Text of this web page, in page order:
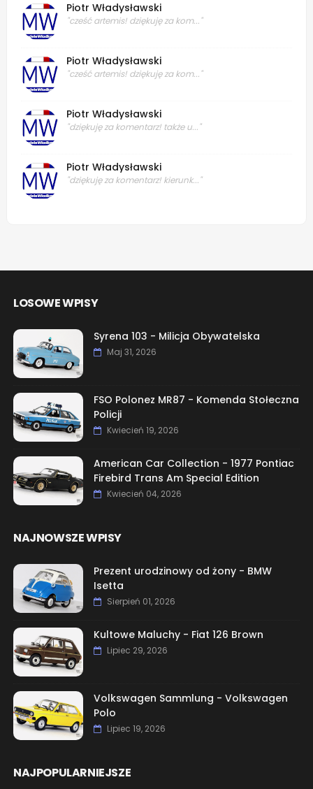
Piotr Władysławski
"cześć artemis! dziękuję za kom..."
Piotr Władysławski
"cześć artemis! dziękuję za kom..."
Piotr Władysławski
"dziękuję za komentarz! także u..."
Piotr Władysławski
"dziękuję za komentarz! kierunk..."
LOSOWE WPISY
Syrena 103 - Milicja Obywatelska
Maj 31, 2026
FSO Polonez MR87 - Komenda Stołeczna
Policji
Kwiecień 19, 2026
American Car Collection - 1977 Pontiac
Firebird Trans Am Special Edition
Kwiecień 04, 2026
NAJNOWSZE WPISY
Prezent urodzinowy od żony - BMW
Isetta
Sierpień 01, 2026
Kultowe Maluchy - Fiat 126 Brown
Lipiec 29, 2026
Volkswagen Sammlung - Volkswagen
Polo
Lipiec 19, 2026
NAJPOPULARNIEJSZE